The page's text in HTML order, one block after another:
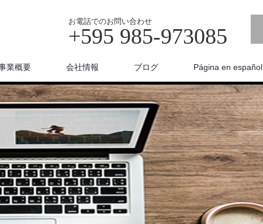
お電話でのお問い合わせ
+595 985-973085
業概要 会社情報 ブログ Página en español